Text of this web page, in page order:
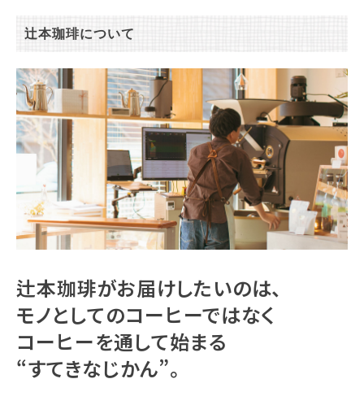
辻本珈琲について
辻本珈琲がお届けしたいのは、
モノとしてのコーヒーではなく
コーヒーを通して始まる
“すてきなじかん”。